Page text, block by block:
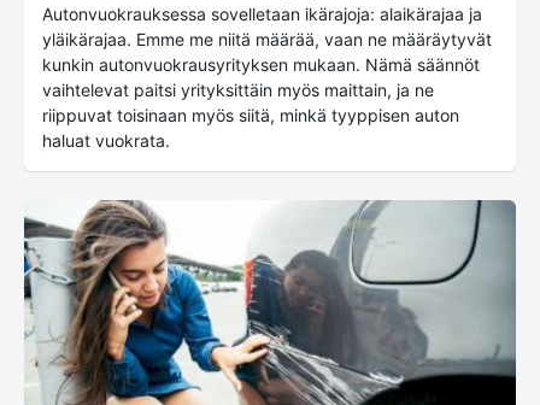
Autonvuokrauksessa sovelletaan ikärajoja: alaikärajaa ja
yläikärajaa. Emme me niitä määrää, vaan ne määräytyvät
kunkin autonvuokrausyrityksen mukaan. Nämä säännöt
vaihtelevat paitsi yrityksittäin myös maittain, ja ne
riippuvat toisinaan myös siitä, minkä tyyppisen auton
haluat vuokrata.